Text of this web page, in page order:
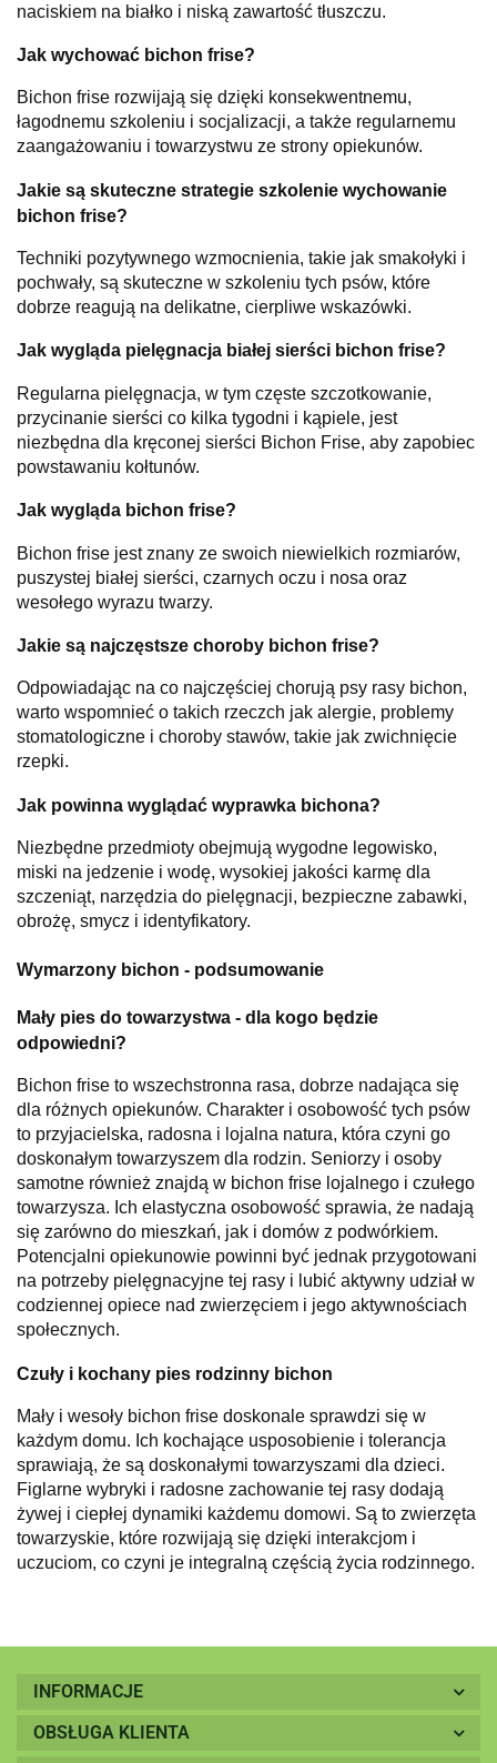
naciskiem na białko i niską zawartość tłuszczu.
Jak wychować bichon frise?
Bichon frise rozwijają się dzięki konsekwentnemu,
łagodnemu szkoleniu i socjalizacji, a także regularnemu
zaangażowaniu i towarzystwu ze strony opiekunów.
Jakie są skuteczne strategie szkolenie wychowanie
bichon frise?
Techniki pozytywnego wzmocnienia, takie jak smakołyki i
pochwały, są skuteczne w szkoleniu tych psów, które
dobrze reagują na delikatne, cierpliwe wskazówki.
Jak wygląda pielęgnacja białej sierści bichon frise?
Regularna pielęgnacja, w tym częste szczotkowanie,
przycinanie sierści co kilka tygodni i kąpiele, jest
niezbędna dla kręconej sierści Bichon Frise, aby zapobiec
powstawaniu kołtunów.
Jak wygląda bichon frise?
Bichon frise jest znany ze swoich niewielkich rozmiarów,
puszystej białej sierści, czarnych oczu i nosa oraz
wesołego wyrazu twarzy.
Jakie są najczęstsze choroby bichon frise?
Odpowiadając na co najczęściej chorują psy rasy bichon,
warto wspomnieć o takich rzeczch jak alergie, problemy
stomatologiczne i choroby stawów, takie jak zwichnięcie
rzepki.
Jak powinna wyglądać wyprawka bichona?
Niezbędne przedmioty obejmują wygodne legowisko,
miski na jedzenie i wodę, wysokiej jakości karmę dla
szczeniąt, narzędzia do pielęgnacji, bezpieczne zabawki,
obrożę, smycz i identyfikatory.
Wymarzony bichon - podsumowanie
Mały pies do towarzystwa - dla kogo będzie
odpowiedni?
Bichon frise to wszechstronna rasa, dobrze nadająca się
dla różnych opiekunów. Charakter i osobowość tych psów
to przyjacielska, radosna i lojalna natura, która czyni go
doskonałym towarzyszem dla rodzin. Seniorzy i osoby
samotne również znajdą w bichon frise lojalnego i czułego
towarzysza. Ich elastyczna osobowość sprawia, że nadają
się zarówno do mieszkań, jak i domów z podwórkiem.
Potencjalni opiekunowie powinni być jednak przygotowani
na potrzeby pielęgnacyjne tej rasy i lubić aktywny udział w
codziennej opiece nad zwierzęciem i jego aktywnościach
społecznych.
Czuły i kochany pies rodzinny bichon
Mały i wesoły bichon frise doskonale sprawdzi się w
każdym domu. Ich kochające usposobienie i tolerancja
sprawiają, że są doskonałymi towarzyszami dla dzieci.
Figlarne wybryki i radosne zachowanie tej rasy dodają
żywej i ciepłej dynamiki każdemu domowi. Są to zwierzęta
towarzyskie, które rozwijają się dzięki interakcjom i
uczuciom, co czyni je integralną częścią życia rodzinnego.
INFORMACJE
OBSŁUGA KLIENTA